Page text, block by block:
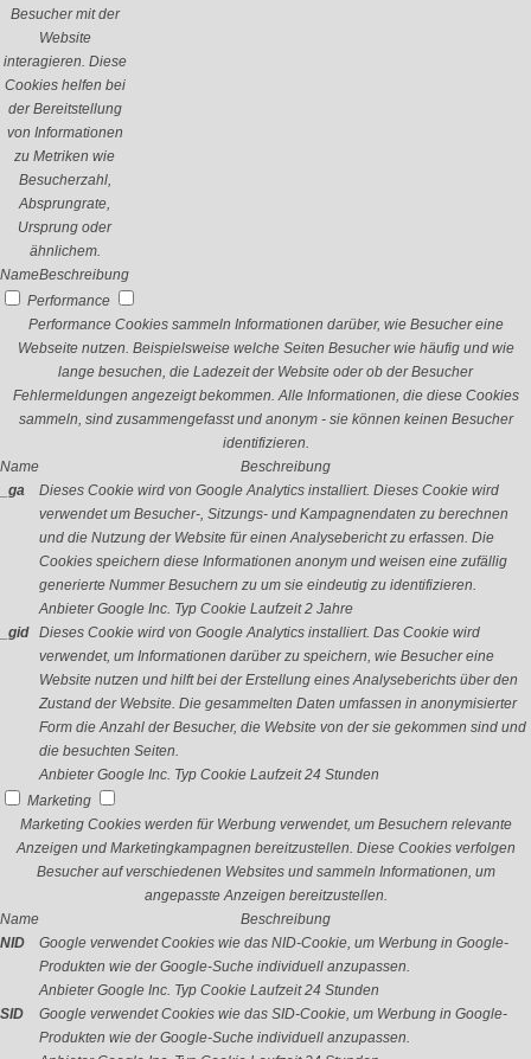
Besucher mit der
Website
interagieren. Diese
Cookies helfen bei
der Bereitstellung
von Informationen
zu Metriken wie
Besucherzahl,
Absprungrate,
Ursprung oder
ähnlichem.
NameBeschreibung
Performance
Performance Cookies sammeln Informationen darüber, wie Besucher eine
Webseite nutzen. Beispielsweise welche Seiten Besucher wie häufig und wie
lange besuchen, die Ladezeit der Website oder ob der Besucher
Fehlermeldungen angezeigt bekommen. Alle Informationen, die diese Cookies
sammeln, sind zusammengefasst und anonym - sie können keinen Besucher
identifizieren.
Name
Beschreibung
_ga
Dieses Cookie wird von Google Analytics installiert. Dieses Cookie wird
verwendet um Besucher-, Sitzungs- und Kampagnendaten zu berechnen
und die Nutzung der Website für einen Analysebericht zu erfassen. Die
Cookies speichern diese Informationen anonym und weisen eine zufällig
generierte Nummer Besuchern zu um sie eindeutig zu identifizieren.
Anbieter Google Inc. Typ Cookie Laufzeit 2 Jahre
_gid
Dieses Cookie wird von Google Analytics installiert. Das Cookie wird
verwendet, um Informationen darüber zu speichern, wie Besucher eine
Website nutzen und hilft bei der Erstellung eines Analyseberichts über den
Zustand der Website. Die gesammelten Daten umfassen in anonymisierter
Form die Anzahl der Besucher, die Website von der sie gekommen sind und
die besuchten Seiten.
Anbieter Google Inc. Typ Cookie Laufzeit 24 Stunden
Marketing
Marketing Cookies werden für Werbung verwendet, um Besuchern relevante
Anzeigen und Marketingkampagnen bereitzustellen. Diese Cookies verfolgen
Besucher auf verschiedenen Websites und sammeln Informationen, um
angepasste Anzeigen bereitzustellen.
Name
Beschreibung
NID
Google verwendet Cookies wie das NID-Cookie, um Werbung in Google-
Produkten wie der Google-Suche individuell anzupassen.
Anbieter Google Inc. Typ Cookie Laufzeit 24 Stunden
SID
Google verwendet Cookies wie das SID-Cookie, um Werbung in Google-
Produkten wie der Google-Suche individuell anzupassen.